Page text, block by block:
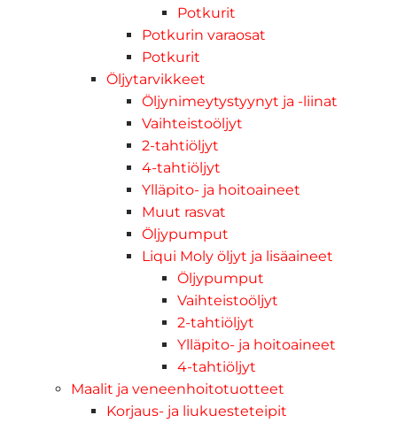
Potkurit
Potkurin varaosat
Potkurit
Öljytarvikkeet
Öljynimeytystyynyt ja -liinat
Vaihteistoöljyt
2-tahtiöljyt
4-tahtiöljyt
Ylläpito- ja hoitoaineet
Muut rasvat
Öljypumput
Liqui Moly öljyt ja lisäaineet
Öljypumput
Vaihteistoöljyt
2-tahtiöljyt
Ylläpito- ja hoitoaineet
4-tahtiöljyt
Maalit ja veneenhoitotuotteet
Korjaus- ja liukuesteteipit